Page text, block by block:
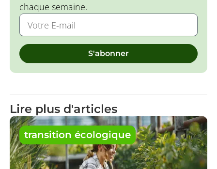
chaque semaine.
S'abonner
Lire plus d'articles
transition écologique